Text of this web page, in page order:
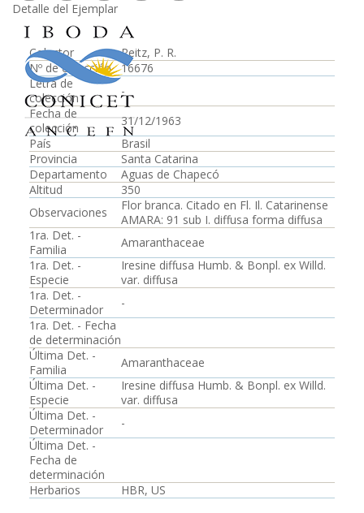
Detalle del Ejemplar
Colector
Reitz, P. R.
Nº de colección
16676
Letra de
colección
-
Fecha de
colección
31/12/1963
País
Brasil
Provincia
Santa Catarina
Departamento
Aguas de Chapecó
Altitud
350
Observaciones
Flor branca. Citado en Fl. Il. Catarinense
AMARA: 91 sub I. diffusa forma diffusa
1ra. Det. -
Familia
Amaranthaceae
1ra. Det. -
Especie
Iresine diffusa Humb. & Bonpl. ex Willd.
var. diffusa
1ra. Det. -
Determinador
-
1ra. Det. - Fecha
de determinación
Última Det. -
Familia
Amaranthaceae
Última Det. -
Especie
Iresine diffusa Humb. & Bonpl. ex Willd.
var. diffusa
Última Det. -
Determinador
-
Última Det. -
Fecha de
determinación
Herbarios
HBR, US